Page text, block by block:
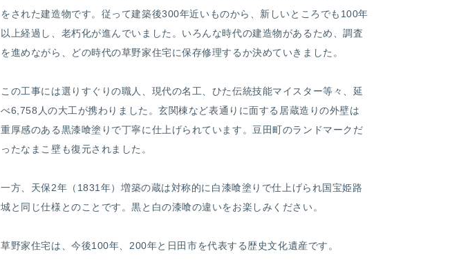
をされた建造物です。従って建築後300年近いものから、新しいところでも 100年
以上経過し、老朽化が進んでいました。いろんな時代の建造物があるため、調査
を進めながら、どの時代の草野家住宅に保存修理するか決めていきました。
この工事には選りすぐりの職人、現代の名工、ひた伝統技能マイスター等々、延
べ6,758人の大工が携わりました。玄関棟など表通りに面する居蔵造りの外壁は
重厚感のある黒漆喰塗りで丁寧に仕上げられています。豆田町のランドマークだ
ったなまこ壁も復元されました。
一方、天保2年（1831年）増築の蔵は対称的に白漆喰塗りで仕上げられ国宝姫路
城と同じ仕様とのことです。黒と白の漆喰の違いをお楽しみください。
草野家住宅は、今後100年、 200年と日田市を代表する歴史文化遺産です。